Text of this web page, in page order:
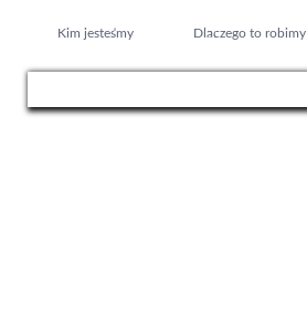
Kim jesteśmy Dlaczego to robimy